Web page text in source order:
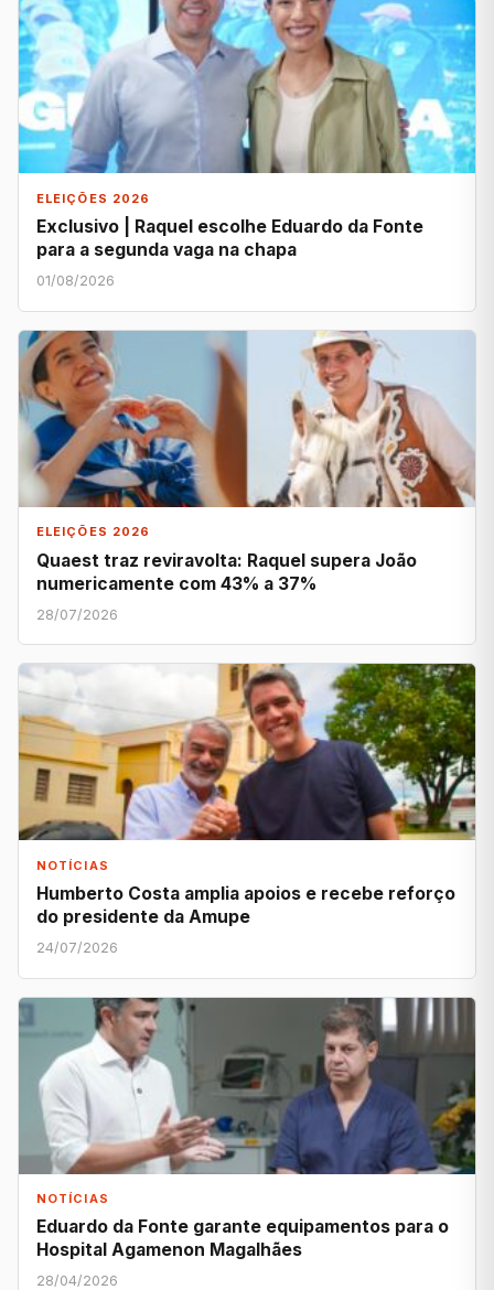
ELEIÇÕES 2026
Exclusivo | Raquel escolhe Eduardo da Fonte
para a segunda vaga na chapa
01/08/2026
ELEIÇÕES 2026
Quaest traz reviravolta: Raquel supera João
numericamente com 43% a 37%
28/07/2026
NOTÍCIAS
Humberto Costa amplia apoios e recebe reforço
do presidente da Amupe
24/07/2026
NOTÍCIAS
Eduardo da Fonte garante equipamentos para o
Hospital Agamenon Magalhães
28/04/2026